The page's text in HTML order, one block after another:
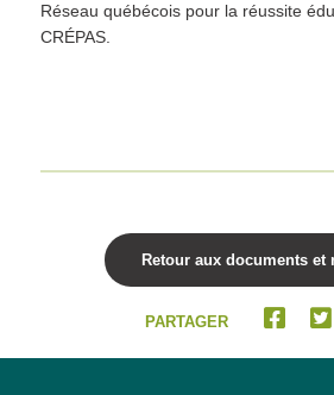
Réseau québécois pour la réussite
CRÉPAS.
Retour aux documents et
PARTAGER